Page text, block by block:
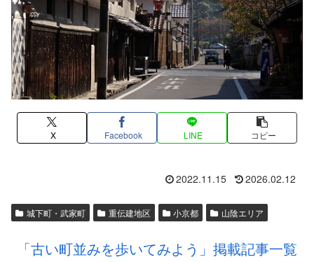
X Facebook LINE コピー
2022.11.15 2026.02.12
城下町・武家町 重伝建地区 小京都 山陰エリア
「古い町並みを歩いてみよう」掲載記事一覧